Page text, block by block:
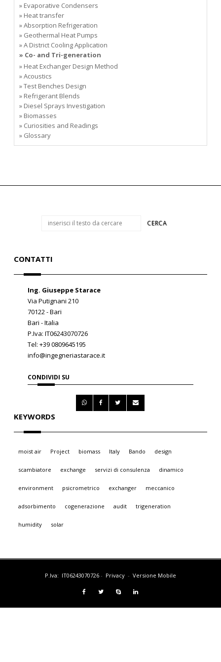
» Evaporative Condensers
» Heat transfer
» Absorption Refrigeration
» Geothermal Heat Pumps
» A District Cooling Application
» Co- and Tri-generation
» Heat Exchanger Design Method
» Acoustics
» Test Benches Design
» Refrigerant Blends
» Diesel Sprays Investigation
» Biomasses
» Curiosities and Readings
» Glossary
CONTATTI
Ing. Giuseppe Starace
Via Putignani 210
70122 - Bari
Bari - Italia
P.Iva: IT06243070726
Tel: +39 0809645195
info@ingegneriastarace.it
CONDIVIDI SU
KEYWORDS
moist air Project biomass Italy Bando design
scambiatore exchange servizi di consulenza dinamico
environment psicrometrico exchanger meccanico
adsorbimento cogenerazione audit trigeneration
humidity solar
P.Iva: IT06243070726 - Privacy - Versione Mobile